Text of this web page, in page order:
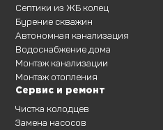
Септики из ЖБ колец
Бурение скважин
Автономная канализация
Водоснабжение дома
Монтаж канализации
Монтаж отопления
Сервис и ремонт
Чистка колодцев
Замена насосов